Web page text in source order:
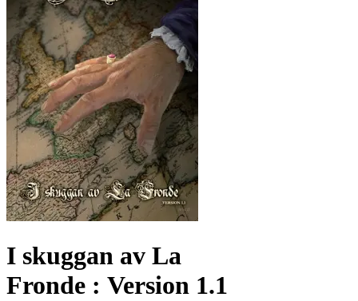
I skuggan av La
Fronde : Version 1.1